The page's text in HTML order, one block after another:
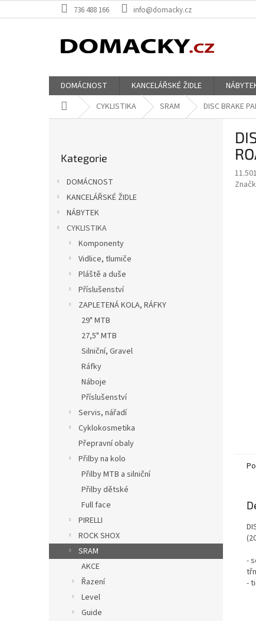
na
736 488 166 info@domacky.cz
DOMÁCNOST KANCELÁŘSKÉ ŽIDLE
Domů CYKLISTIKA SRAM DISC BRAKE
kategorie
Kategorie
DOMÁCNOST
KANCELÁŘSKÉ ŽIDLE
NÁBYTEK
CYKLISTIKA
Komponenty
Vidlice, tlumiče
Pláště a duše
Příslušenství
ZAPLETENÁ KOLA, RÁFKY
29" MTB
27,5" MTB
Silniční, Gravel
Ráfky
Náboje
Příslušenství
Servis, nářadí
Cyklokosmetika
Přepravní obaly
Přilby na kolo
Přilby MTB a silniční
Přilby dětské
Full face
PIRELLI
ROCK SHOX
SRAM
AKCE
Řazení
Level
Guide
-
-